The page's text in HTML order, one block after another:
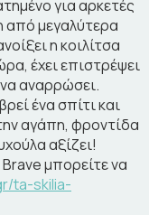
για αρκετές
από μεγαλύτερα
η κοιλίτσα
έχει επιστρέψει
να αναρρώσει.
ένα σπίτι και
αγάπη, φροντίδα
αξίζει!
μπορείτε να
ta-skilia-